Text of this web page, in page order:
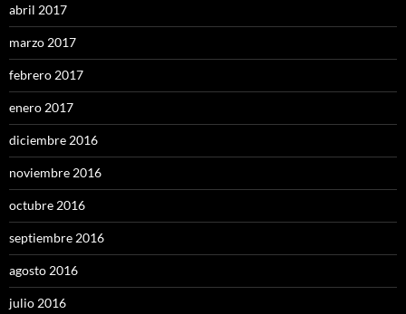
abril 2017
marzo 2017
febrero 2017
enero 2017
diciembre 2016
noviembre 2016
octubre 2016
septiembre 2016
agosto 2016
julio 2016